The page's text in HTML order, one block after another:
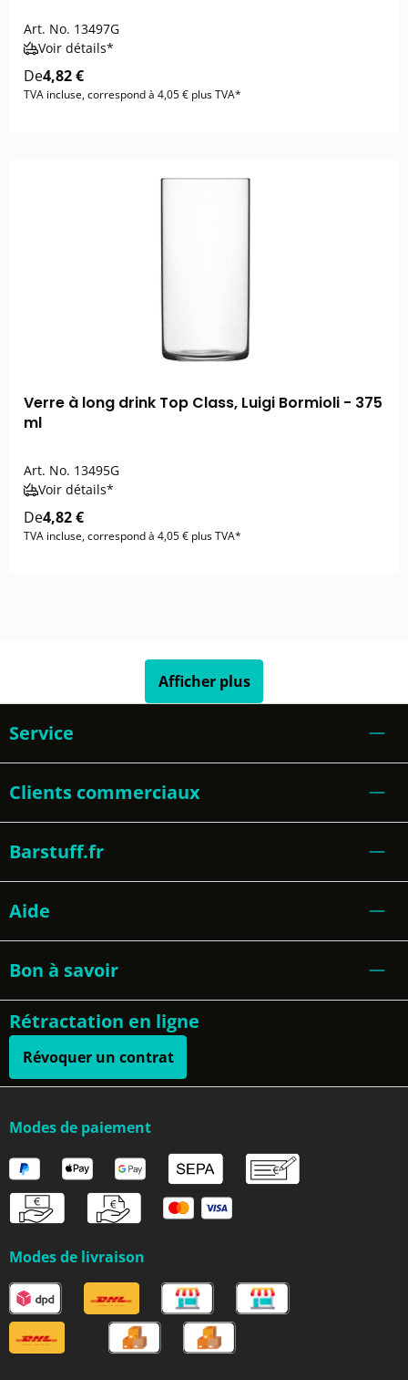
Art. No. 13497G
Voir détails*
De4,82 €
TVA incluse, correspond à 4,05 € plus TVA*
Verre à long drink Top Class, Luigi Bormioli - 375
ml
Art. No. 13495G
Voir détails*
De4,82 €
TVA incluse, correspond à 4,05 € plus TVA*
Afficher plus
Service
Clients commerciaux
Barstuff.fr
Aide
Bon à savoir
Rétractation en ligne
Révoquer un contrat
Modes de paiement
Modes de livraison